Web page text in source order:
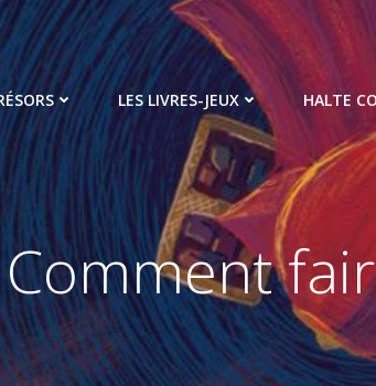
LES LIVRES-JEUX HALTE
Comment